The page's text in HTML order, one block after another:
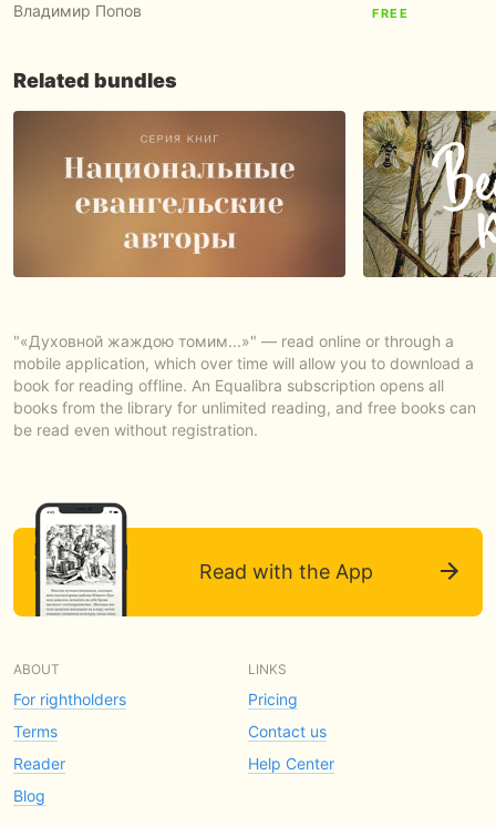
Владимир Попов FREE
Related bundles
"«Духовной жаждою томим...»" — read online or through a
mobile application, which over time will allow you to download a
book for reading offline. An Equalibra subscription opens all
books from the library for unlimited reading, and free books can
be read even without registration.
Read with the App
ABOUT
For rightholders
Terms
Reader
Blog
LINKS
Pricing
Contact us
Help Center